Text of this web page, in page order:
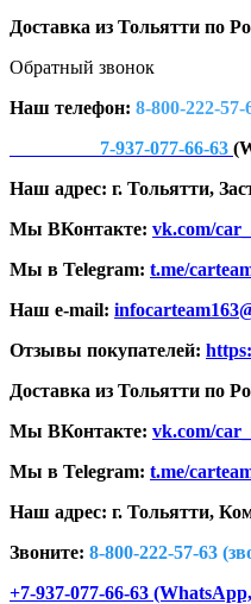
Доставка из Тольятти по
Обратный звонок
Наш телефон: 8-800-222-57-
7-937-077-66-63
Наш адрес: г. Тольятти,
Мы ВКонтакте: vk.com/
Мы в Telegram: t.me/
Наш e-mail:
Отзывы покупателей:
Доставка из Тольятти по
Мы ВКонтакте: vk.com/
Мы в Telegram: t.me/
Наш адрес: г. Тольятти,
Звоните: 8-800-222-57-63
+7-937-077-66-63